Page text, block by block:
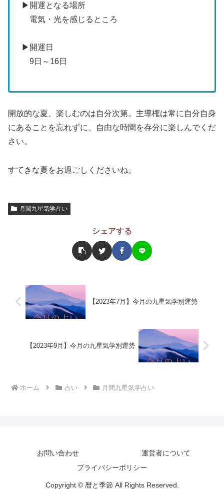
▶開運となる場所
電気・光を感じるところ
▶開運日
9日～16日
開放的な夏、楽しむのは自分次第。主導権は常に自分自身
にあることを忘れずに、自由な時間を存分に楽しんでくだ
さい。
すてきな夏をお過ごしくださいね。
月間九星気学占い
シェアする
【2023年7月】今月の九星気学別運勢
【2023年9月】今月の九星気学別運勢
ホーム 占い 月間九星気学占い
お問い合わせ
運営者について
プライバシーポリシー
Copyright © 暦と季節 All Rights Reserved.